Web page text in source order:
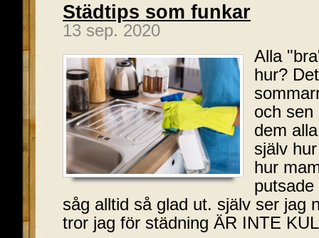
Städtips som funkar
13 sep. 2020
Alla
hur?
och sen
dem
själv
hur
såg alltid så glad ut. själv ser jag
tror jag för städning ÄR INTE